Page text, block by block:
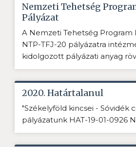
Nemzeti Tehetség
Pályázat
A Nemzeti Tehetség
NTP-TFJ-20 pályázatra
kidolgozott pályázati anyag
2020. Határtalanul
"Székelyföld kincsei - Sóvidék
pályázatunk HAT-19-01-0926